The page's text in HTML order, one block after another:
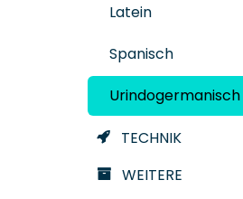
Latein
Spanisch
Urindogermanisch
TECHNIK
WEITERE